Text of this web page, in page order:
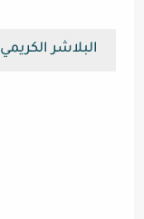
البلاشر الكريمي